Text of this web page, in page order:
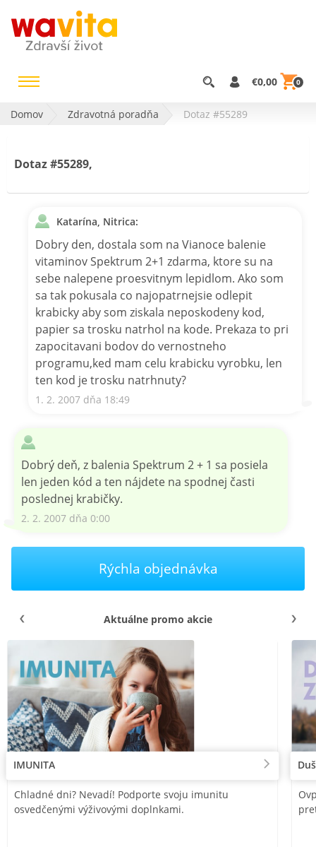
€0,00 0
Domov Zdravotná poradňa Dotaz #55289
Dotaz #55289,
Katarína, Nitrica:
Dobry den, dostala som na Vianoce balenie
vitaminov Spektrum 2+1 zdarma, ktore su na
sebe nalepene proesvitnym lepidlom. Ako som
sa tak pokusala co najopatrnejsie odlepit
krabicky aby som ziskala neposkodeny kod,
papier sa trosku natrhol na kode. Prekaza to pri
zapocitavani bodov do vernostneho
programu,ked mam celu krabicku vyrobku, len
ten kod je trosku natrhnuty?
1. 2. 2007 dňa 18:49
Dobrý deň, z balenia Spektrum 2 + 1 sa posiela
len jeden kód a ten nájdete na spodnej časti
poslednej krabičky.
2. 2. 2007 dňa 0:00
Rýchla objednávka
Aktuálne promo akcie
IMUNITA
Chladné dni? Nevadí! Podporte svoju imunitu
osvedčenými výživovými doplnkami.